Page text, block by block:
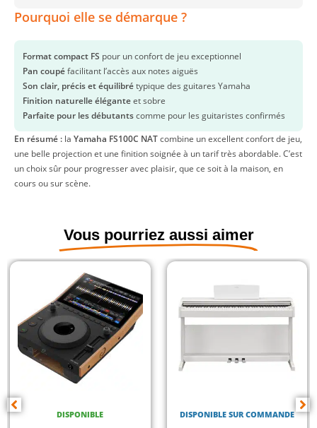
Pourquoi elle se démarque ?
Format compact FS pour un confort de jeu exceptionnel
Pan coupéfacilitant l’accès aux notes aiguës
Son clair, précis et équilibrétypique des guitares Yamaha
Finition naturelle éléganteet sobre
Parfaite pour les débutantscomme pour les guitaristes confirmés
En résumé : la Yamaha FS100C NATcombine un excellent confort de jeu,
une belle projection et une finition soignée à un tarif très abordable. C’est
un choix sûr pour progresser avec plaisir, que ce soit à la maison, en
cours ou sur scène.
Vous pourriez aussi aimer
DISPONIBLE DISPONIBLE SUR COMMANDE